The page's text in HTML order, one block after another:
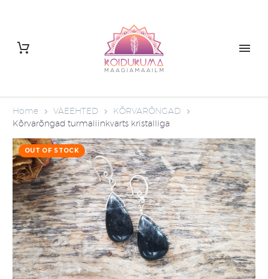
Home VÄEEHTED
KÕRVARÕNGAD
Kõrvarõngad turmaliinkvarts kristalliga
OUT OF STOCK